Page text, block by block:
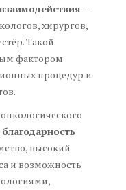
—
хирургов,
Такой
фактором
процедур и
высокий
и возможность